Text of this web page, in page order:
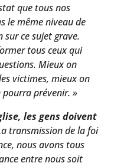
que tous nos
le même niveau de
ce sujet grave.
tous ceux qui
Mieux on
victimes, mieux on
prévenir. »
les gens doivent
transmission de la foi
nous avons tous
entre nous soit